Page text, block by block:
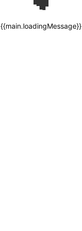
{{main.loadingMessage}}